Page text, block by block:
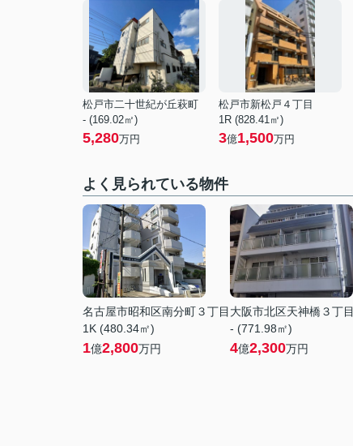
松戸市二十世紀が丘萩町
- (169.02㎡)
5,280万円
松戸市新松戸４丁目
1R (828.41㎡)
3億1,500万円
よく見られている物件
名古屋市昭和区南分町３丁目
1K (480.34㎡)
1億2,800万円
大阪市北区天神橋３丁目
- (771.98㎡)
4億2,300万円